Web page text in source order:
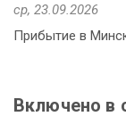
ср, 23.09.2026
Прибытие в
Включено в